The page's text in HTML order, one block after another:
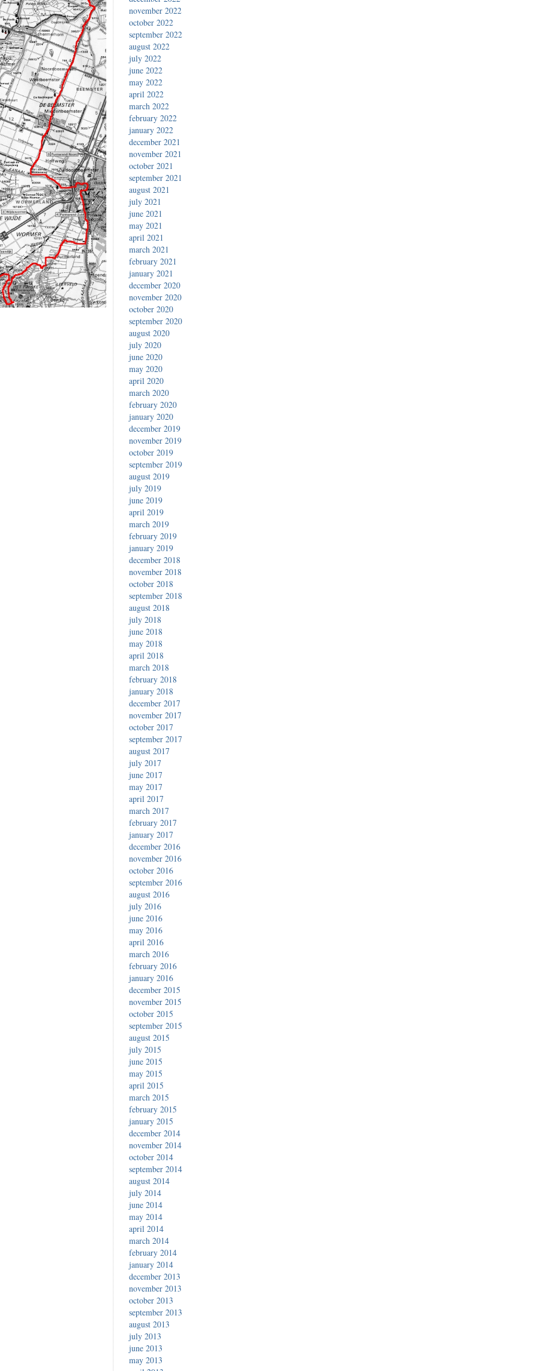
november 2022
october 2022
september 2022
august 2022
july 2022
june 2022
may 2022
april 2022
march 2022
february 2022
january 2022
december 2021
november 2021
october 2021
september 2021
august 2021
july 2021
june 2021
may 2021
april 2021
march 2021
february 2021
january 2021
december 2020
november 2020
october 2020
september 2020
august 2020
july 2020
june 2020
may 2020
april 2020
march 2020
february 2020
january 2020
december 2019
november 2019
october 2019
september 2019
august 2019
july 2019
june 2019
april 2019
march 2019
february 2019
january 2019
december 2018
november 2018
october 2018
september 2018
august 2018
july 2018
june 2018
may 2018
april 2018
march 2018
february 2018
january 2018
december 2017
november 2017
october 2017
september 2017
august 2017
july 2017
june 2017
may 2017
april 2017
march 2017
february 2017
january 2017
december 2016
november 2016
october 2016
september 2016
august 2016
july 2016
june 2016
may 2016
april 2016
march 2016
february 2016
january 2016
december 2015
november 2015
october 2015
september 2015
august 2015
july 2015
june 2015
may 2015
april 2015
march 2015
february 2015
january 2015
december 2014
november 2014
october 2014
september 2014
august 2014
july 2014
june 2014
may 2014
april 2014
march 2014
february 2014
january 2014
december 2013
november 2013
october 2013
september 2013
august 2013
july 2013
june 2013
may 2013